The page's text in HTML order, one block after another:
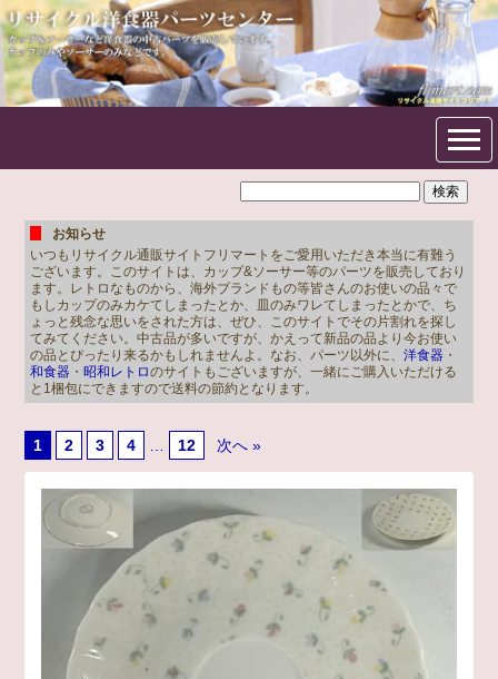
フリマート洋食器パーツセン
ター
お知らせ
いつもリサイクル通販サイトフリマートをご愛用いただき本当に有難う
ございます。このサイトは、カップ&ソーサー等のパーツを販売しており
ます。レトロなものから、海外ブランドもの等皆さんのお使いの品々で
もしカップのみカケてしまったとか、皿のみワレてしまったとかで、ち
ょっと残念な思いをされた方は、ぜひ、このサイトでその片割れを探し
てみてください。中古品が多いですが、かえって新品の品より今お使い
の品とぴったり来るかもしれませんよ。なお、パーツ以外に、洋食器 ・
和食器 ・ 昭和レトロのサイトもございますが、一緒にご購入いただける
と1梱包にできますので送料の節約となります。
1 2 3 4 12 次へ »